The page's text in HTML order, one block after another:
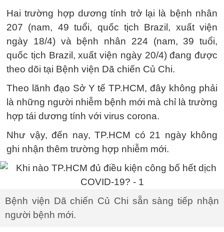
Hai trường hợp dương tính trở lại là bệnh nhân
207 (nam, 49 tuổi, quốc tịch Brazil, xuất viện
ngày 18/4) và bệnh nhân 224 (nam, 39 tuổi,
quốc tịch Brazil, xuất viện ngày 20/4) đang được
theo dõi tại Bệnh viện Dã chiến Củ Chi.
Theo lãnh đạo Sở Y tế TP.HCM, đây không phải
là những người nhiễm bệnh mới mà chỉ là trường
hợp tái dương tính với virus corona.
Như vậy, đến nay, TP.HCM có 21 ngày không
ghi nhận thêm trường hợp nhiễm mới.
Bệnh viện Dã chiến Củ Chi sẵn sàng tiếp nhận
người bệnh mới.